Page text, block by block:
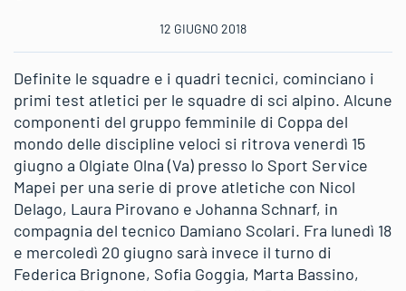
12 GIUGNO 2018
Definite le squadre e i quadri tecnici, cominciano i
primi test atletici per le squadre di sci alpino. Alcune
componenti del gruppo femminile di Coppa del
mondo delle discipline veloci si ritrova venerdì 15
giugno a Olgiate Olna (Va) presso lo Sport Service
Mapei per una serie di prove atletiche con Nicol
Delago, Laura Pirovano e Johanna Schnarf, in
compagnia del tecnico Damiano Scolari. Fra lunedì 18
e mercoledì 20 giugno sarà invece il turno di
Federica Brignone, Sofia Goggia, Marta Bassino,